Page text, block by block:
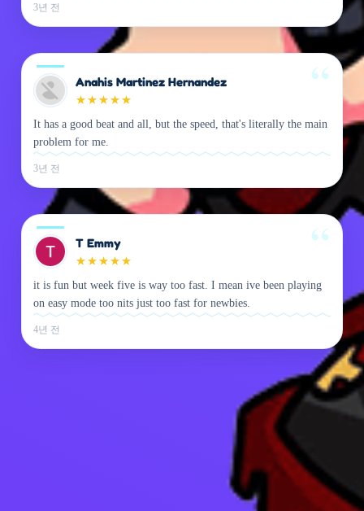
3년 전
Anahis Martinez Hernandez
★ ★ ★ ★ ★
It has a good beat and all, but the speed, that's literally the main
problem for me.
3년 전
T Emmy
★ ★ ★ ★ ★
it is fun but week five is way too fast. I mean ive been playing
on easy mode too nits just too fast for newbies.
4년 전
문의하기